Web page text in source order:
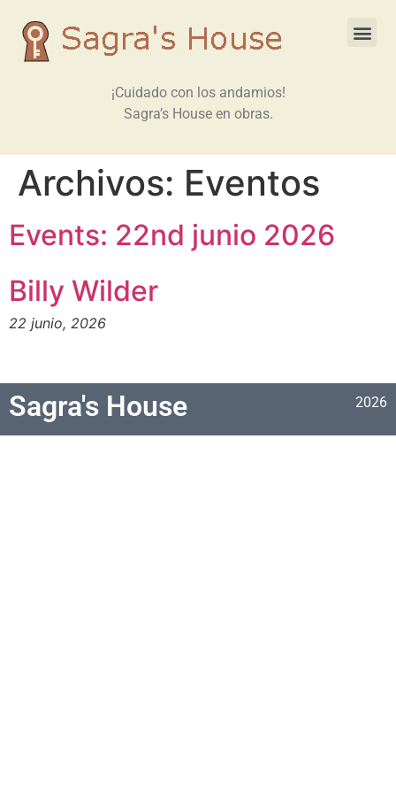
¡Cuidado con los andamios!
Sagra’s House en obras.
Archivos: Eventos
Events: 22nd junio 2026
Billy Wilder
22 junio, 2026
Sagra's House 2026